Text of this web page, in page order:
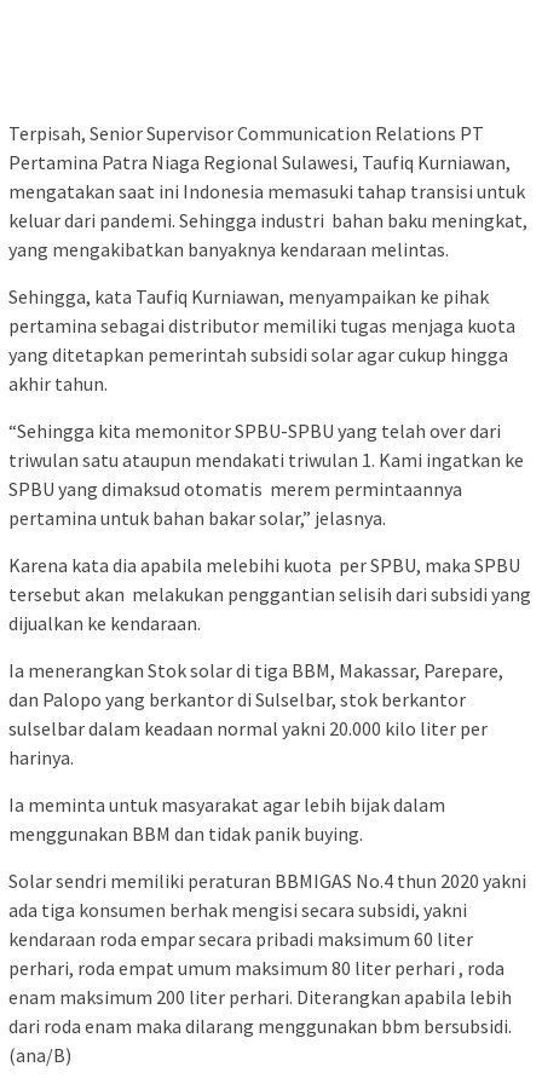
Terpisah, Senior Supervisor Communication Relations PT
Pertamina Patra Niaga Regional Sulawesi, Taufiq Kurniawan,
mengatakan saat ini Indonesia memasuki tahap transisi untuk
keluar dari pandemi. Sehingga industri bahan baku meningkat,
yang mengakibatkan banyaknya kendaraan melintas.
Sehingga, kata Taufiq Kurniawan, menyampaikan ke pihak
pertamina sebagai distributor memiliki tugas menjaga kuota
yang ditetapkan pemerintah subsidi solar agar cukup hingga
akhir tahun.
“Sehingga kita memonitor SPBU-SPBU yang telah over dari
triwulan satu ataupun mendakati triwulan 1. Kami ingatkan ke
SPBU yang dimaksud otomatis merem permintaannya
pertamina untuk bahan bakar solar,” jelasnya.
Karena kata dia apabila melebihi kuota per SPBU, maka SPBU
tersebut akan melakukan penggantian selisih dari subsidi yang
dijualkan ke kendaraan.
Ia menerangkan Stok solar di tiga BBM, Makassar, Parepare,
dan Palopo yang berkantor di Sulselbar, stok berkantor
sulselbar dalam keadaan normal yakni 20.000 kilo liter per
harinya.
Ia meminta untuk masyarakat agar lebih bijak dalam
menggunakan BBM dan tidak panik buying.
Solar sendri memiliki peraturan BBMIGAS No.4 thun 2020 yakni
ada tiga konsumen berhak mengisi secara subsidi, yakni
kendaraan roda empar secara pribadi maksimum 60 liter
perhari, roda empat umum maksimum 80 liter perhari , roda
enam maksimum 200 liter perhari. Diterangkan apabila lebih
dari roda enam maka dilarang menggunakan bbm bersubsidi.
(ana/B)